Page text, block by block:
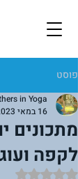
פוסט
מתכונים
לקפה
in Yoga
16 במאי 2023
דירוג של NaN מתוך 5 כוכבים